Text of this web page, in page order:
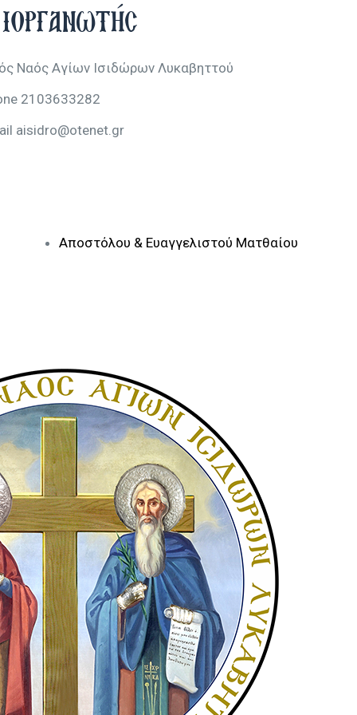
Ναός Αγίων Ισιδώρων Λυκαβηττού
2103633282
aisidro@otenet.gr
Αποστόλου & Ευαγγελιστού Ματθαίου